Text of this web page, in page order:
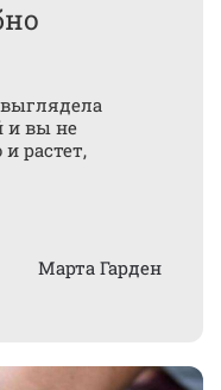
и вы не
растет,
Марта Гарден